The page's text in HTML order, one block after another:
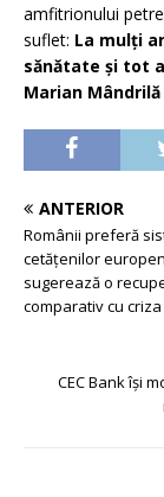
amfitrionului
suflet: La mulţi
sănătate şi tot
Marian Mândrilă
ANTERIOR
Românii preferă
cetățenilor
sugerează o
comparativ cu
CEC Bank își